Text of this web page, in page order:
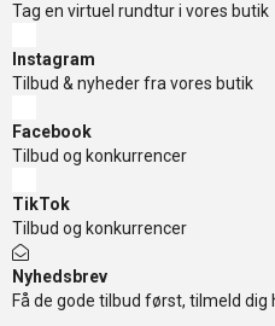
Tag en virtuel rundtur i vores butik
Instagram
Tilbud & nyheder fra vores butik
Facebook
Tilbud og konkurrencer
TikTok
Tilbud og konkurrencer
Nyhedsbrev
Få de gode tilbud først, tilmeld dig